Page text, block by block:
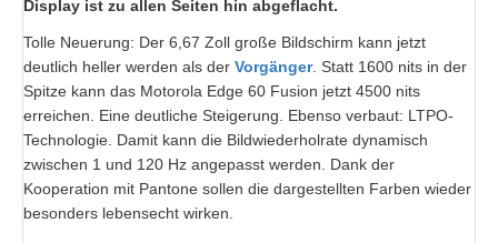
Display ist zu allen Seiten hin abgeflacht.
Tolle Neuerung: Der 6,67 Zoll große Bildschirm kann jetzt
deutlich heller werden als der Vorgänger. Statt 1600 nits in der
Spitze kann das Motorola Edge 60 Fusion jetzt 4500 nits
erreichen. Eine deutliche Steigerung. Ebenso verbaut: LTPO-
Technologie. Damit kann die Bildwiederholrate dynamisch
zwischen 1 und 120 Hz angepasst werden. Dank der
Kooperation mit Pantone sollen die dargestellten Farben wieder
besonders lebensecht wirken.